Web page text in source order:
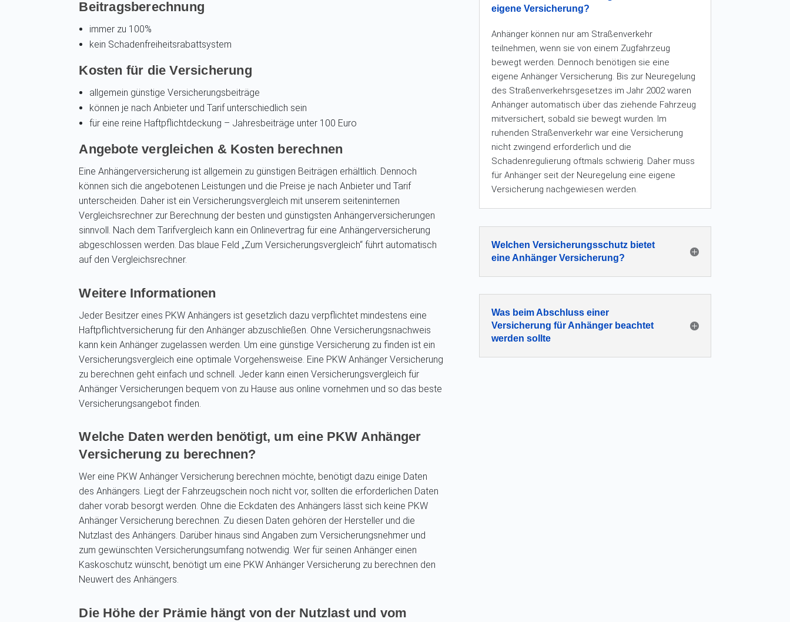
Beitragsberechnung
immer zu 100%
kein Schadenfreiheitsrabattsystem
Kosten für die Versicherung
allgemein günstige Versicherungsbeiträge
können je nach Anbieter und Tarif unterschiedlich sein
für eine reine Haftpflichtdeckung – Jahresbeiträge unter 100 Euro
Angebote vergleichen & Kosten berechnen
Eine Anhängerversicherung ist allgemein zu günstigen Beiträgen erhältlich. Dennoch
können sich die angebotenen Leistungen und die Preise je nach Anbieter und Tarif
unterscheiden. Daher ist ein Versicherungsvergleich mit unserem seiteninternen
Vergleichsrechner zur Berechnung der besten und günstigsten Anhängerversicherungen
sinnvoll. Nach dem Tarifvergleich kann ein Onlinevertrag für eine Anhängerversicherung
abgeschlossen werden. Das blaue Feld „Zum Versicherungsvergleich“ führt automatisch
auf den Vergleichsrechner.
Weitere Informationen
Jeder Besitzer eines PKW Anhängers ist gesetzlich dazu verpflichtet mindestens eine
Haftpflichtversicherung für den Anhänger abzuschließen. Ohne Versicherungsnachweis
kann kein Anhänger zugelassen werden. Um eine günstige Versicherung zu finden ist ein
Versicherungsvergleich eine optimale Vorgehensweise. Eine PKW Anhänger Versicherung
zu berechnen geht einfach und schnell. Jeder kann einen Versicherungsvergleich für
Anhänger Versicherungen bequem von zu Hause aus online vornehmen und so das beste
Versicherungsangebot finden.
Welche Daten werden benötigt, um eine PKW Anhänger
Versicherung zu berechnen?
Wer eine PKW Anhänger Versicherung berechnen möchte, benötigt dazu einige Daten
des Anhängers. Liegt der Fahrzeugschein noch nicht vor, sollten die erforderlichen Daten
daher vorab besorgt werden. Ohne die Eckdaten des Anhängers lässt sich keine PKW
Anhänger Versicherung berechnen. Zu diesen Daten gehören der Hersteller und die
Nutzlast des Anhängers. Darüber hinaus sind Angaben zum Versicherungsnehmer und
zum gewünschten Versicherungsumfang notwendig. Wer für seinen Anhänger einen
Kaskoschutz wünscht, benötigt um eine PKW Anhänger Versicherung zu berechnen den
Neuwert des Anhängers.
Die Höhe der Prämie hängt von der Nutzlast und vom
eigene Versicherung?
Anhänger können nur am Straßenverkehr
teilnehmen, wenn sie von einem Zugfahrzeug
bewegt werden. Dennoch benötigen sie eine
eigene Anhänger Versicherung. Bis zur Neuregelung
des Straßenverkehrsgesetzes im Jahr 2002 waren
Anhänger automatisch über das ziehende Fahrzeug
mitversichert, sobald sie bewegt wurden. Im
ruhenden Straßenverkehr war eine Versicherung
nicht zwingend erforderlich und die
Schadenregulierung oftmals schwierig. Daher muss
für Anhänger seit der Neuregelung eine eigene
Versicherung nachgewiesen werden.
Welchen Versicherungsschutz bietet
eine Anhänger Versicherung?
Was beim Abschluss einer
Versicherung für Anhänger beachtet
werden sollte